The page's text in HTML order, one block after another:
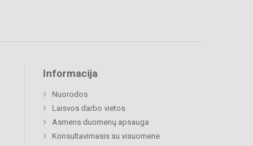
Informacija
Nuorodos
Laisvos darbo vietos
Asmens duomenų apsauga
Konsultavimasis su visuomene